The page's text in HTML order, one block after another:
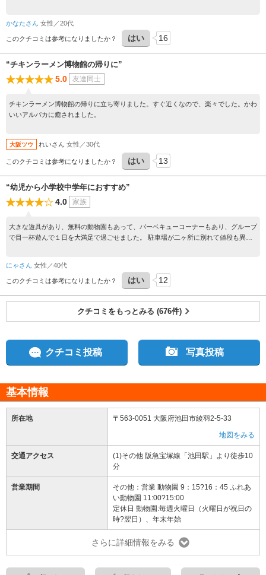
かなたさん 女性／20代
このクチコミは参考になりましたか？ はい 16
“チキンラーメン博物館の帰りに”
5.0 友達同士
チキンラーメン博物館の帰りに立ち寄りました。すぐ近くなので、楽々でした。かわ
いいアルパカに癒されました。
大阪ツウ れいさん 女性／30代
このクチコミは参考になりましたか？ はい 13
“幼児から小学校中学年におすすめ”
4.0 家族
大きな遊具があり、無料の動物園もあって、バーベキューコーナーもあり、グループ
で目一杯遊んで１日を大満足で過ごせました。 駐車場が二ヶ所に別れて値段も異な
にゃさん 女性／40代
このクチコミは参考になりましたか？ はい 12
クチコミをもっとみる (676件)
クチコミ投稿 写真投稿
基本情報
所在地
〒563-0051 大阪府池田市綾羽2-5-33
地図をみる
交通アクセス
(1)その他 阪急宝塚線「池田駅」より徒歩10
分
営業期間
その他：営業 動物園 9：15?16：45 ふれあ
い動物園 11:00?15:00
定休日 動物園:毎週火曜日（火曜日が祝日の
時?翌日）、年末年始
さらに詳細情報をみる